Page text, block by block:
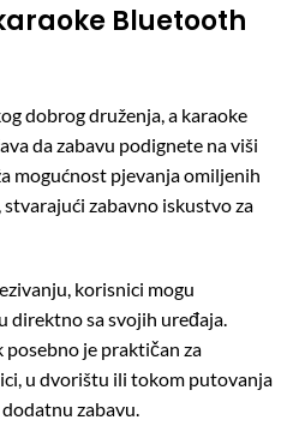
Bluetooth
dobrog druženja, a karaoke
da zabavu podignete na viši
mogućnost pjevanja omiljenih
zabavno iskustvo za
korisnici mogu
direktno sa svojih uređaja.
je praktičan za
u dvorištu ili tokom putovanja
zabavu.